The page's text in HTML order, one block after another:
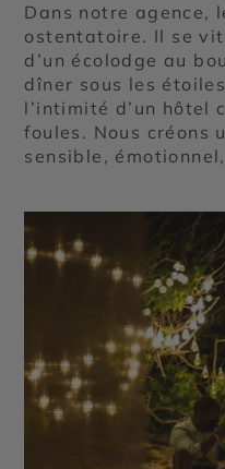
Dans notre agence,
ostentatoire. Il se
d’un écolodge au
dîner sous les
l’intimité d’un hôtel
foules. Nous créons
sensible,